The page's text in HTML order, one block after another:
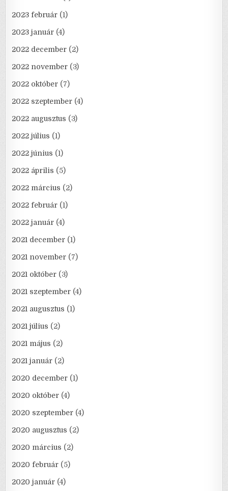
2023 február (1)
2023 január (4)
2022 december (2)
2022 november (3)
2022 október (7)
2022 szeptember (4)
2022 augusztus (3)
2022 július (1)
2022 június (1)
2022 április (5)
2022 március (2)
2022 február (1)
2022 január (4)
2021 december (1)
2021 november (7)
2021 október (3)
2021 szeptember (4)
2021 augusztus (1)
2021 július (2)
2021 május (2)
2021 január (2)
2020 december (1)
2020 október (4)
2020 szeptember (4)
2020 augusztus (2)
2020 március (2)
2020 február (5)
2020 január (4)